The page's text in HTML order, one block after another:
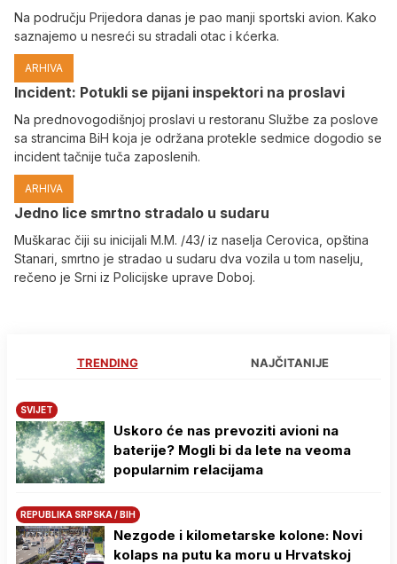
Na području Prijedora danas je pao manji sportski avion. Kako
saznajemo u nesreći su stradali otac i kćerka.
ARHIVA
Incident: Potukli se pijani inspektori na proslavi
Na prednovogodišnjoj proslavi u restoranu Službe za poslove
sa strancima BiH koja je održana protekle sedmice dogodio se
incident tačnije tuča zaposlenih.
ARHIVA
Јedno lice smrtno stradalo u sudaru
Muškarac čiji su inicijali M.M. /43/ iz naselja Cerovica, opština
Stanari, smrtno je stradao u sudaru dva vozila u tom naselju,
rečeno je Srni iz Policijske uprave Doboj.
TRENDING NAJČITANIJE
SVIJET
Uskoro će nas prevoziti avioni na
baterije? Mogli bi da lete na veoma
popularnim relacijama
REPUBLIKA SRPSKA / BIH
Nezgode i kilometarske kolone: Novi
kolaps na putu ka moru u Hrvatskoj